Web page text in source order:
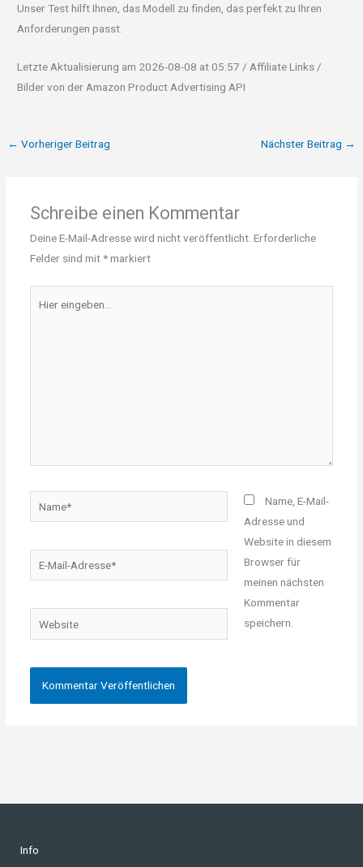
Unser Test hilft Ihnen, das Modell zu finden, das perfekt zu Ihren
Anforderungen passt.
Letzte Aktualisierung am 2026-08-08 at 05:57 / Affiliate Links /
Bilder von der Amazon Product Advertising API
← Vorheriger Beitrag Nächster Beitrag →
Schreibe einen Kommentar
Deine E-Mail-Adresse wird nicht veröffentlicht. Erforderliche
Felder sind mit*markiert
eingeben…
Mail-
Website
Name, E-Mail-
Adresse und
Website in diesem
Browser für
meinen nächsten
Kommentar
speichern.
Info